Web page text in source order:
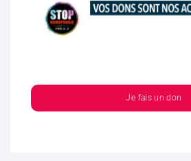
Je fais un don